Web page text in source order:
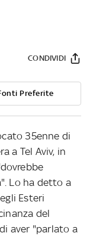
Preferite
CONDIVIDI
35enne di
a Tel Aviv, in
Lo ha detto a
Esteri
del
aver "parlato a